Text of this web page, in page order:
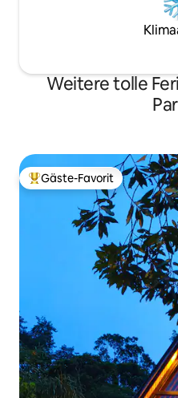
Weitere tolle
Beliebter Gäste-Favorit.
Gäste-Favorit